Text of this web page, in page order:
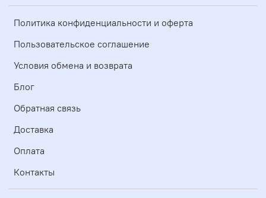
Политика конфиденциальности и оферта
Пользовательское соглашение
Условия обмена и возврата
Блог
Обратная связь
Доставка
Оплата
Контакты